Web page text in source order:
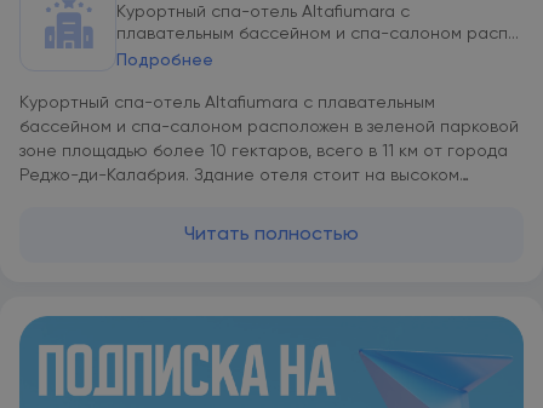
Курортный спа-отель Altafiumara с
плавательным бассейном и спа-салоном расп...
Подробнее
Курортный спа-отель Altafiumara с плавательным
бассейном и спа-салоном расположен в зеленой парковой
зоне площадью более 10 гектаров, всего в 11 км от города
Реджо-ди-Калабрия. Здание отеля стоит на высоком
Altafiumara с видом на побережье Сицилии отличается
прогуляться по ботаническому саду или поплавать в
открытом бассейне. Номера оформлены в классическом
стиле и оборудованы современными удобствами.
Меблированные патио окружены зеленью. За
Читать полностью